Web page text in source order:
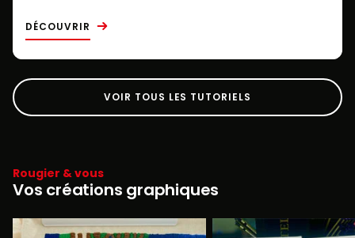
DÉCOUVRIR
VOIR TOUS LES TUTORIELS
Rougier & vous
Vos créations graphiques